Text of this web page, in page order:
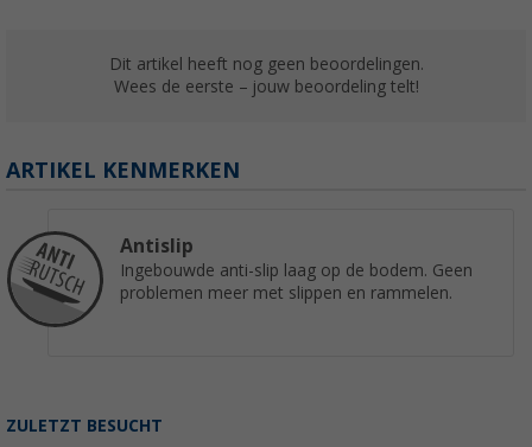
Dit artikel heeft nog geen beoordelingen.
Wees de eerste – jouw beoordeling telt!
ARTIKEL KENMERKEN
Antislip
Ingebouwde anti-slip laag op de bodem. Geen
problemen meer met slippen en rammelen.
ZULETZT BESUCHT